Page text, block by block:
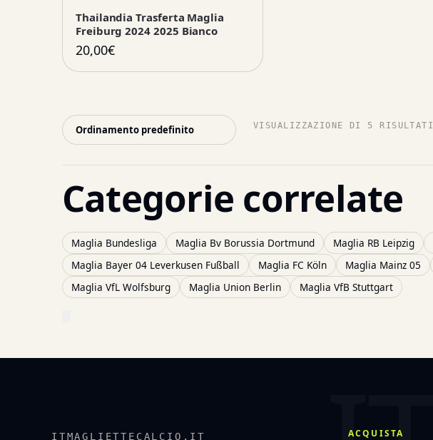
Thailandia Trasferta Maglia
Freiburg 2024 2025 Bianco
20,00€
VISUALIZZAZIONE DI 5 RISULTATI
Categorie correlate
Maglia Bundesliga Maglia Bv Borussia Dortmund Maglia RB Leipzig
Maglia Bayer 04 Leverkusen Fußball
Maglia FC Köln Maglia Mainz 05
Maglia VfL Wolfsburg
Maglia Union Berlin Maglia VfB Stuttgart
ITMAGLIETTECALCIO.IT ACQUISTA